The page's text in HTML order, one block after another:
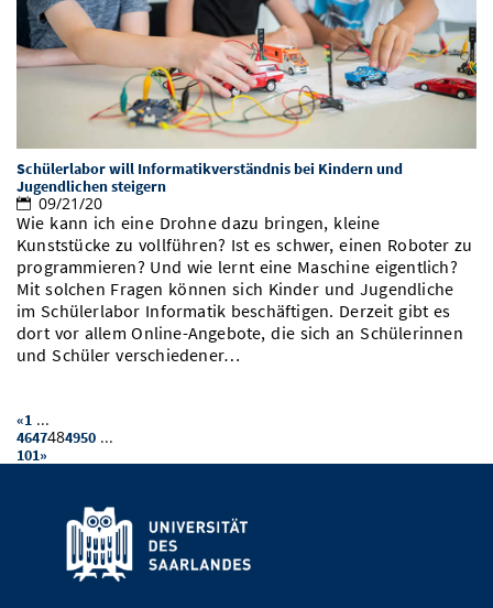
Schülerlabor will Informatikverständnis bei Kindern und
Jugendlichen steigern
09/21/20
Wie kann ich eine Drohne dazu bringen, kleine
Kunststücke zu vollführen? Ist es schwer, einen Roboter zu
programmieren? Und wie lernt eine Maschine eigentlich?
Mit solchen Fragen können sich Kinder und Jugendliche
im Schülerlabor Informatik beschäftigen. Derzeit gibt es
dort vor allem Online-Angebote, die sich an Schülerinnen
und Schüler verschiedener…
«1 ...
4647484950 ...
101»